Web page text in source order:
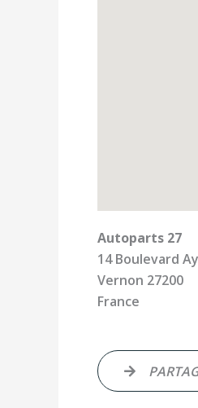
Autoparts 27
14 Boulevard
Vernon 27200
France